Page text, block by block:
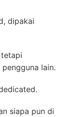
dipakai
lain.
siapa pun di